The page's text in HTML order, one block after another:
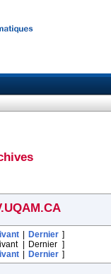
Dernier ]
Dernier ]
Dernier ]